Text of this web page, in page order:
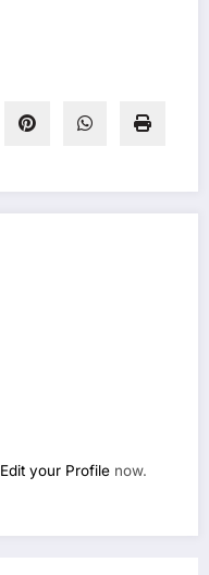
Edit your Profile now.